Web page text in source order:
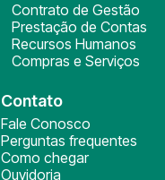
Contrato de Gestão
Prestação de Contas
Recursos Humanos
Compras e Serviços
Contato
Fale Conosco
Perguntas frequentes
Como chegar
Ouvidoria